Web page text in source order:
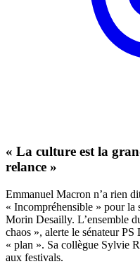
« La culture est la
relance »
Emmanuel Macron n’a rien
« Incompréhensible » pour la
Morin Desailly. L’ensemble
chaos », alerte le sénateur
« plan ». Sa collègue Sylvie
aux festivals.